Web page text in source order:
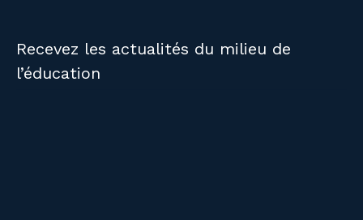
Recevez les actualités du milieu de
l’éducation